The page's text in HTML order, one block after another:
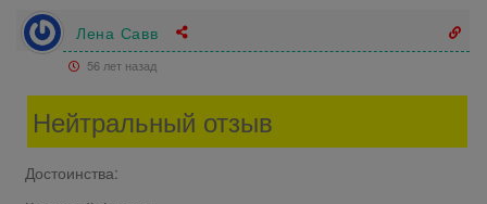
Лена Савв
56 лет назад
Нейтральный отзыв
Достоинства: